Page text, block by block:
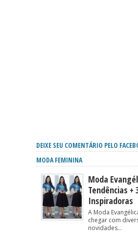
DEIXE SEU COMENTÁRIO PELO
MODA FEMININA
Moda
Tendências +
Inspiradoras
A Moda
chegar com
novidades...